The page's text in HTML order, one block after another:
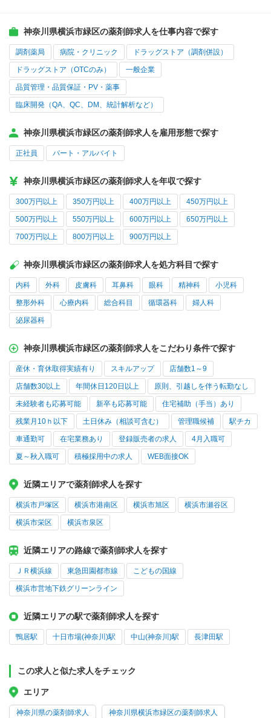
神奈川県横浜市緑区の薬剤師求人を仕事内容で探す
調剤薬局 病院・クリニック ドラッグストア（調剤併設）
ドラッグストア（OTCのみ） 一般企業
品質管理・品質保証・PV・薬事
臨床開発（QA、QC、DM、統計解析など）
神奈川県横浜市緑区の薬剤師求人を雇用形態で探す
正社員 パート・アルバイト
神奈川県横浜市緑区の薬剤師求人を年収で探す
300万円以上 350万円以上 400万円以上 450万円以上
500万円以上 550万円以上 600万円以上 650万円以上
700万円以上 800万円以上 900万円以上
神奈川県横浜市緑区の薬剤師求人を処方科目で探す
内科 外科 皮膚科 耳鼻科 眼科 精神科 小児科
整形外科 心療内科 総合科目 循環器科 婦人科
泌尿器科
神奈川県横浜市緑区の薬剤師求人をこだわり条件で探す
産休・育休取得実績有り スキルアップ 店舗数1～9
店舗数30以上 年間休日120日以上 原則、引越しを伴う転勤なし
未経験者も応募可能 新卒も応募可能 住宅補助（手当）あり
残業月10ｈ以下 土日休み（相談可含む） 管理職候補 駅チカ
車通勤可 在宅業務あり 登録販売者の求人 4月入職可
夏～秋入職可 積極採用中の求人 WEB面接OK
近隣エリアで薬剤師求人を探す
横浜市戸塚区 横浜市港南区 横浜市旭区 横浜市瀬谷区
横浜市栄区 横浜市泉区
近隣エリアの路線で薬剤師求人を探す
ＪＲ横浜線 東急田園都市線 こどもの国線
横浜市営地下鉄グリーンライン
近隣エリアの駅で薬剤師求人を探す
鴨居駅 十日市場(神奈川)駅 中山(神奈川)駅 長津田駅
この求人と似た求人をチェック
エリア
神奈川県の薬剤師求人 神奈川県横浜市緑区の薬剤師求人